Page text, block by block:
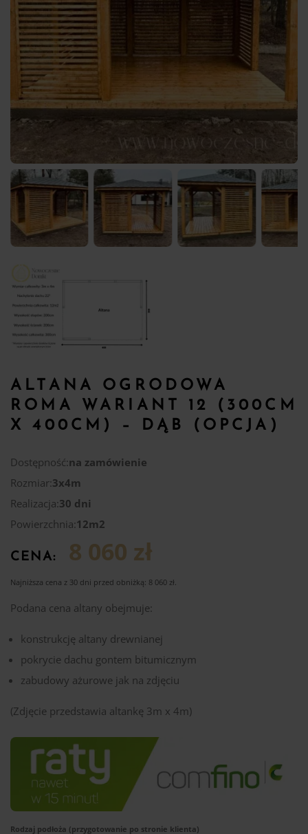
ALTANA OGRODOWA
ROMA WARIANT 12 (300CM
X 400CM) – DĄB (OPCJA)
Dostępność:na zamówienie
Rozmiar:3x4m
Realizacja:30 dni
Powierzchnia:12m2
CENA: 8 060 zł
Najniższa cena z 30 dni przed obniżką: 8 060 zł.
Podana cena altany obejmuje:
konstrukcję altany drewnianej
pokrycie dachu gontem bitumicznym
zabudowy ażurowe jak na zdjęciu
(Zdjęcie przedstawia altankę 3m x 4m)
Rodzaj podłoża (przygotowanie po stronie klienta)